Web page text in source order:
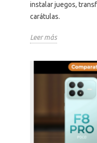
instalar juegos,
carátulas.
Leer más